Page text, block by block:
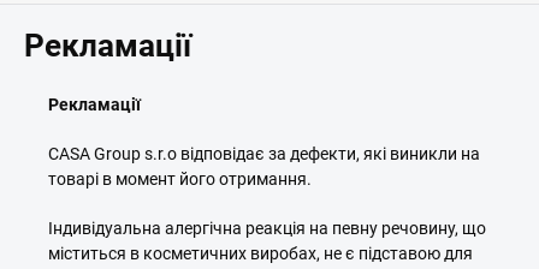
Рекламації
Рекламації
CASA Group s.r.o відповідає за дефекти, які виникли на
товарі в момент його отримання.
Індивідуальна алергічна реакція на певну речовину, що
міститься в косметичних виробах, не є підставою для